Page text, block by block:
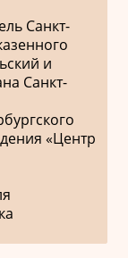
Санкт-
и
Санкт-
«Центр